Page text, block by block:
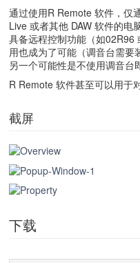
通过使用R Remote 软件，仅
Live 或者其他 DAW 软件的电
具备远程控制功能（如02R96
用也成为了可能（调音台需要
另一个可能性是不使用调音台
R Remote 软件甚至可以用于
截屏
下载